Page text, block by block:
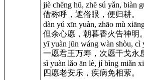
jiè chēng hū, zhē sú yǎn, biàn
借称呼，遮俗眼，便归耕。
dàn yú xīn yuàn, zhāo mù
但余心愿，朝暮香火告神明。
yī yuàn jūn wáng wàn shòu, cì
一愿君王万寿，次愿干戈永
sì yuàn lǎo ān lè, jí bìng miǎn
四愿老安乐，疾病免相萦。